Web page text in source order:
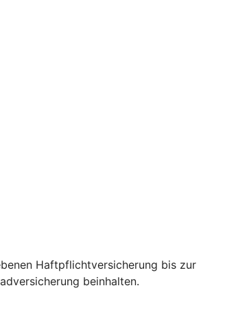
Haftpflichtversicherung bis zur
beinhalten.